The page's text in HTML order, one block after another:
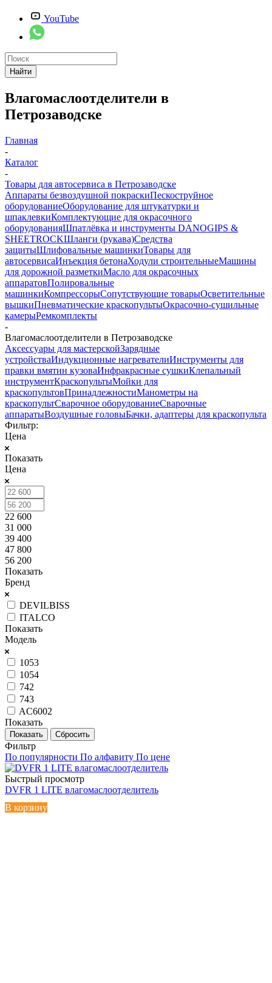
YouTube
Найти
Влагомаслоотделители в
Петрозаводске
Главная
-
Каталог
-
Товары для автосервиса в Петрозаводске
Аппараты безвоздушной покраскиПескоструйное
оборудованиеОборудование для штукатурки и
шпаклевкиКомплектующие для окрасочного
оборудованияШпатлёвка и инструменты DANOGIPS &
SHEETROCKШланги (рукава)Средства
защитыШлифовальные машинкиТовары для
автосервисаИнъекция бетонаХодули строительныеМашины
для дорожной разметкиМасло для окрасочных
аппаратовПолировальные
машинкиКомпрессорыСопутствующие товарыОсветительные
вышкиПневматические краскопультыОкрасочно-сушильные
камерыРемкомплекты
-
Влагомаслоотделители в Петрозаводске
Аксессуары для мастерскойЗарядные
устройстваИндукционные нагревателиИнструменты для
правки вмятин кузоваИнфракрасные сушкиКлепальный
инструментКраскопультыМойки для
краскопультовПринадлежностиМанометры на
краскопультСварочное оборудованиеСварочные
аппаратыВоздушные головыБачки, адаптеры для краскопульта
Фильтр:
Цена
Показать
Цена
22 600
31 000
39 400
47 800
56 200
Показать
Бренд
DEVILBISS
ITALCO
Показать
Модель
1053
1054
742
743
AC6002
Показать
Сбросить
Фильтр
По популярности По алфавиту По цене
Быстрый просмотр
DVFR 1 LITE влагомаслоотделитель
В корзину